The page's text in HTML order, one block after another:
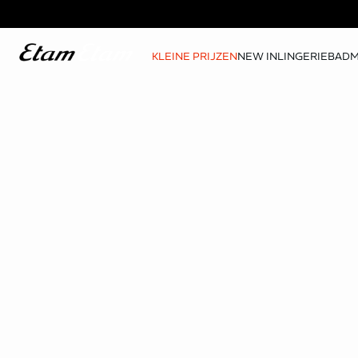
KLEINE PRIJZENNEW INLINGERIE